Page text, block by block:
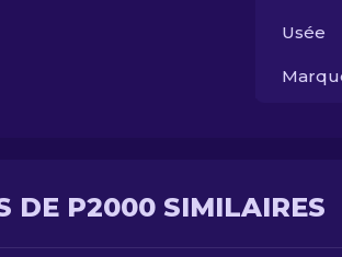
Usée
DE P2000 SIMILAIRES